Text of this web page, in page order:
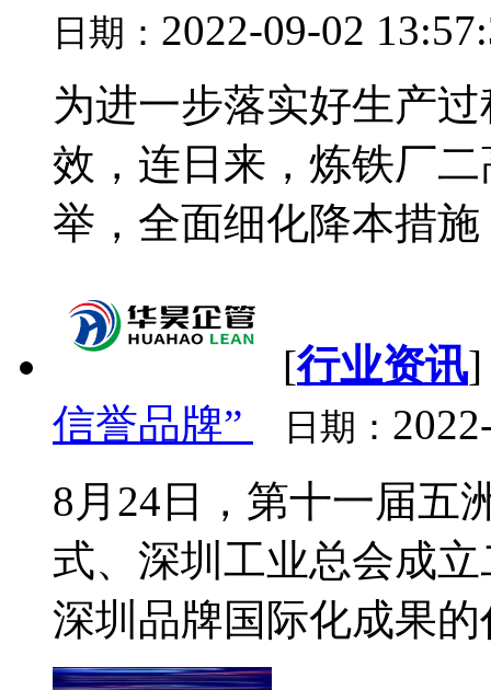
日期： 2022-09-02
为进一步落实好生产
效，连日来，炼铁厂
举，全面细化降本措
[行业资讯
信誉品牌”
日期：
8月24日，第十一届五
式、深圳工业总会成
深圳品牌国际化成果